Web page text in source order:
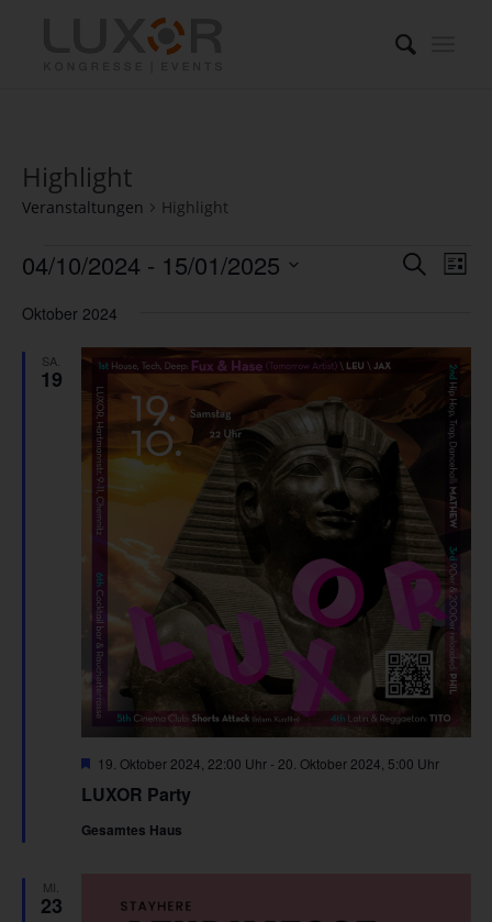
Highlight
Veranstaltungen Highlight
Veranstaltungen SucheListe
04/10/2024 - 15/01/2025
wählen.
Oktober 2024
SA.
19
LUXOR Party
Hervorgehoben
19. Oktober 2024, 22:00 Uhr- 20. Oktober 2024, 5:00 Uhr
Gesamtes Haus
MI.
23